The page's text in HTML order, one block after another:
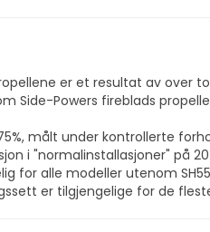
er et resultat av over
Side-Powers fireblads
målt under kontrollerte
i "normalinstallasjoner" på
for alle modeller utenom
er tilgjengelige for de